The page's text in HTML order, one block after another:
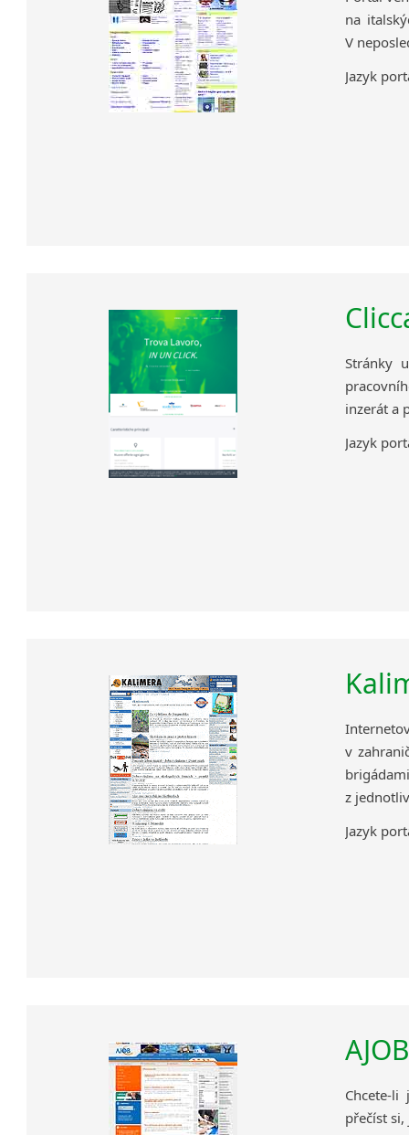
na
V
Jazyk
Stránky
inzerát a
Jazyk
v
z
Jazyk
Chcete-
přečíst